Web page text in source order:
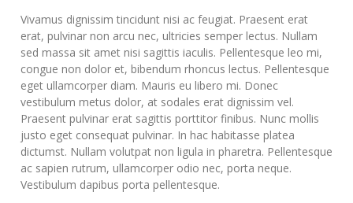
Vivamus dignissim tincidunt nisi ac feugiat. Praesent erat
erat, pulvinar non arcu nec, ultricies semper lectus. Nullam
sed massa sit amet nisi sagittis iaculis. Pellentesque leo mi,
congue non dolor et, bibendum rhoncus lectus. Pellentesque
eget ullamcorper diam. Mauris eu libero mi. Donec
vestibulum metus dolor, at sodales erat dignissim vel.
Praesent pulvinar erat sagittis porttitor finibus. Nunc mollis
justo eget consequat pulvinar. In hac habitasse platea
dictumst. Nullam volutpat non ligula in pharetra. Pellentesque
ac sapien rutrum, ullamcorper odio nec, porta neque.
Vestibulum dapibus porta pellentesque.